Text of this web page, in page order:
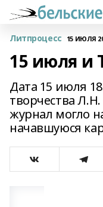
Литпроцесс 15 ИЮЛЯ
15 июля и
Дата 15 июля
творчества
журнал могло
начавшуюся